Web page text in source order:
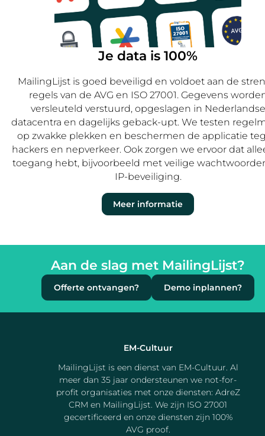
Je data is 100%
MailingLijst is goed beveiligd en voldoet aan de
regels van de AVG en ISO 27001. Gegevens
versleuteld verstuurd, opgeslagen in Nederlandse
datacentra en dagelijks geback-upt. We testen
op zwakke plekken en beschermen de applicatie
hackers en nepverkeer. Ook zorgen we ervoor dat
toegang hebt, bijvoorbeeld met veilige
IP-beveiliging.
Meer informatie
Aan de slag met MailingLijst?
Offerte ontvangen? Demo inplannen?
EM-Cultuur
MailingLijst is een dienst van EM-Cultuur. Al
meer dan 35 jaar ondersteunen we not-for-
profit organisaties met onze diensten: AdreZ
CRM en MailingLijst. We zijn ISO 27001
gecertificeerd en onze diensten zijn 100%
AVG proof.